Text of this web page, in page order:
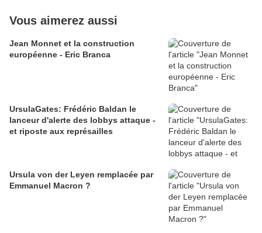
Vous aimerez aussi
Jean Monnet et la construction
européenne - Eric Branca
UrsulaGates: Frédéric Baldan le
lanceur d'alerte des lobbys attaque -
et riposte aux représailles
Ursula von der Leyen remplacée par
Emmanuel Macron ?